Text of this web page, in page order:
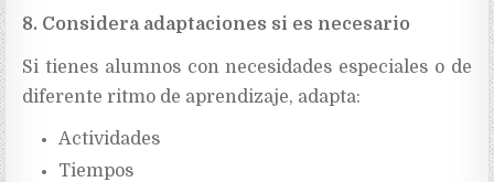
8. Considera adaptaciones si es necesario
Si tienes alumnos con necesidades especiales o de
diferente ritmo de aprendizaje, adapta:
Actividades
Tiempos